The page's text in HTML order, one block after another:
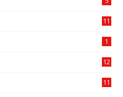
11
1
12
11